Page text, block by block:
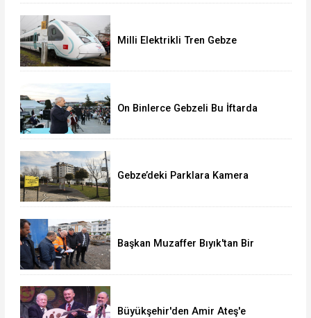
Milli Elektrikli Tren Gebze
On Binlerce Gebzeli Bu İftarda
Gebze’deki Parklara Kamera
Başkan Muzaffer Bıyık'tan Bir
Büyükşehir'den Amir Ateş'e